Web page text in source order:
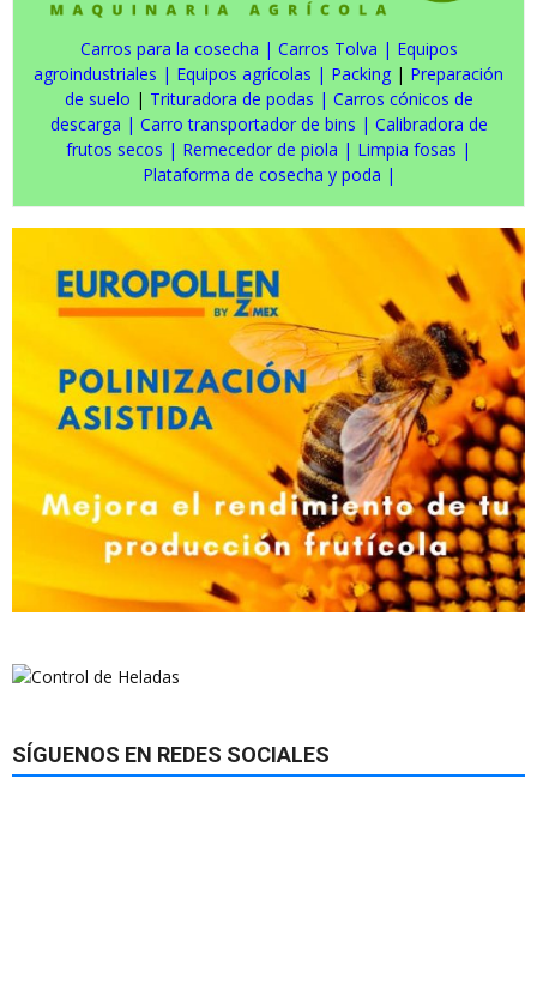
Carros para la cosecha | Carros Tolva | Equipos
agroindustriales | Equipos agrícolas | Packing | Preparación
de suelo | Trituradora de podas | Carros cónicos de
descarga | Carro transportador de bins | Calibradora de
frutos secos | Remecedor de piola | Limpia fosas |
Plataforma de cosecha y poda |
SÍGUENOS EN REDES SOCIALES